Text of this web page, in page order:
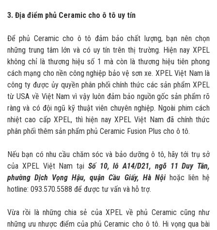
3. Địa điểm phủ Ceramic cho ô tô uy tín
Để phủ Ceramic cho ô tô đảm bảo chất lượng, bạn nên chọn
những trung tâm lớn và có uy tín trên thị trường. Hiện nay XPEL
không chỉ là thương hiệu số 1 mà còn là thương hiệu tiên phong
cách mạng cho nền công nghiệp bảo vệ sơn xe. XPEL Việt Nam là
công ty được ủy quyền phân phối chính thức các sản phẩm XPEL
từ USA về Việt Nam vì vậy luôn đảm bảo nguồn gốc sản phẩm rõ
ràng và có đội ngũ kỹ thuật viên chuyên nghiệp. Ngoài phim cách
nhiệt cao cấp XPEL, thì hiện nay XPEL Việt Nam đã chính thức
phân phối thêm sản phẩm phủ Ceramic Fusion Plus cho ô tô.
Nếu bạn có nhu cầu chăm sóc và bảo dưỡng ô tô, hãy tới trụ sở
của XPEL Việt Nam tại Số 10, lô A14/D21, ngõ 11 Duy Tân,
phường Dịch Vọng Hậu, quận Cầu Giấy, Hà Nộihoặc liên hệ
hotline: 093.570.5588 để được tư vấn và hỗ trợ.
Vừa rồi là những chia sẻ của XPEL về phủ Ceramic cũng như
những ưu nhược điểm của phủ Ceramic cho ô tô. Hi vọng qua bài